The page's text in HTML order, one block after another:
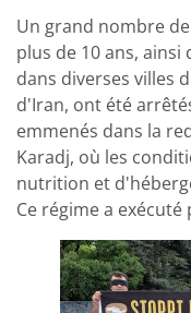
Un grand nombre
plus de 10 ans,
dans diverses villes
d'Iran, ont été
emmenés dans la
Karadj, où les
nutrition et
Ce régime a